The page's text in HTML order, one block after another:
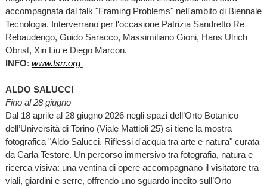
accompagnata dal talk "Framing Problems" nell'ambito di Biennale
Tecnologia. Interverrano per l'occasione Patrizia Sandretto Re
Rebaudengo, Guido Saracco, Massimiliano Gioni, Hans Ulrich
Obrist, Xin Liu e Diego Marcon.
INFO: www.fsrr.org
ALDO SALUCCI
Fino al 28 giugno
Dal 18 aprile al 28 giugno 2026 negli spazi dell’Orto Botanico
dell’Università di Torino (Viale Mattioli 25) si tiene la mostra
fotografica "Aldo Salucci. Riflessi d'acqua tra arte e natura" curata
da Carla Testore. Un percorso immersivo tra fotografia, natura e
ricerca visiva: una ventina di opere accompagnano il visitatore tra
viali, giardini e serre, offrendo uno sguardo inedito sull’Orto